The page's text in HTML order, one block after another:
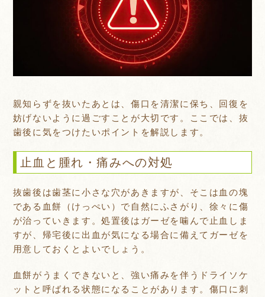
親知らずを抜いたあとは、傷口を清潔に保ち、回復を
妨げないように過ごすことが大切です。ここでは、抜
歯後に気をつけたいポイントを解説します。
止血と腫れ・痛みへの対処
抜歯後は歯茎に小さな穴があきますが、そこは血の塊
である血餅（けっぺい）で自然にふさがり、徐々に傷
が治っていきます。処置後はガーゼを噛んで止血しま
すが、帰宅後に出血が気になる場合に備えてガーゼを
用意しておくとよいでしょう。
血餅がうまくできないと、強い痛みを伴うドライソケ
ットと呼ばれる状態になることがあります。傷口に刺